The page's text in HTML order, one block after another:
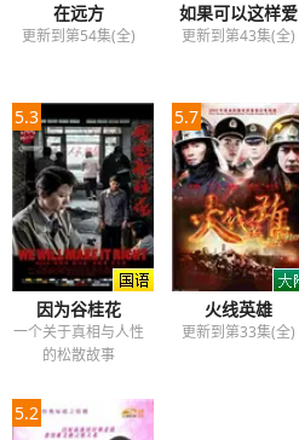
在远方
更新到第54集(全)
如果可以这样爱
更新到第43集(全)
5.3
因为谷桂花
一个关于真相与人性
的松散故事
5.7
火线英雄
更新到第33集(全)
5.2